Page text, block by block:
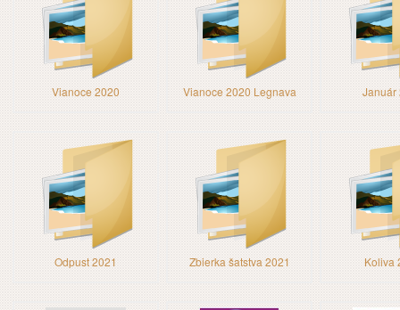
Vianoce 2020 Vianoce 2020 Legnava Január
Odpust 2021 Zbierka šatstva 2021 Koliva